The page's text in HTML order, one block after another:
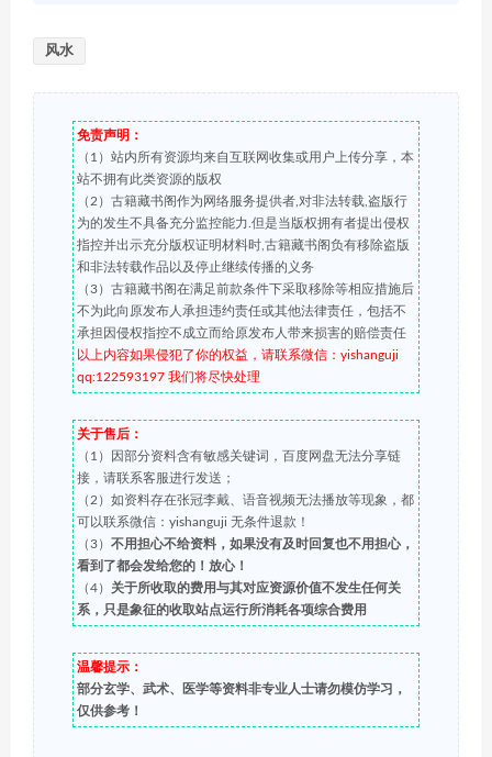
风水
免责声明：
（1）站内所有资源均来自互联网收集或用户上传分享，本
站不拥有此类资源的版权
（2）古籍藏书阁作为网络服务提供者,对非法转载,盗版行
为的发生不具备充分监控能力.但是当版权拥有者提出侵权
指控并出示充分版权证明材料时,古籍藏书阁负有移除盗版
和非法转载作品以及停止继续传播的义务
（3）古籍藏书阁在满足前款条件下采取移除等相应措施后
不为此向原发布人承担违约责任或其他法律责任，包括不
承担因侵权指控不成立而给原发布人带来损害的赔偿责任
以上内容如果侵犯了你的权益，请联系微信：yishanguji
qq:122593197 我们将尽快处理
关于售后：
（1）因部分资料含有敏感关键词，百度网盘无法分享链
接，请联系客服进行发送；
（2）如资料存在张冠李戴、语音视频无法播放等现象，都
可以联系微信：yishanguji 无条件退款！
（3） 不用担心不给资料，如果没有及时回复也不用担心，
看到了都会发给您的！放心！
（4） 关于所收取的费用与其对应资源价值不发生任何关
系，只是象征的收取站点运行所消耗各项综合费用
温馨提示：
部分玄学、武术、医学等资料非专业人士请勿模仿学习，
仅供参考！